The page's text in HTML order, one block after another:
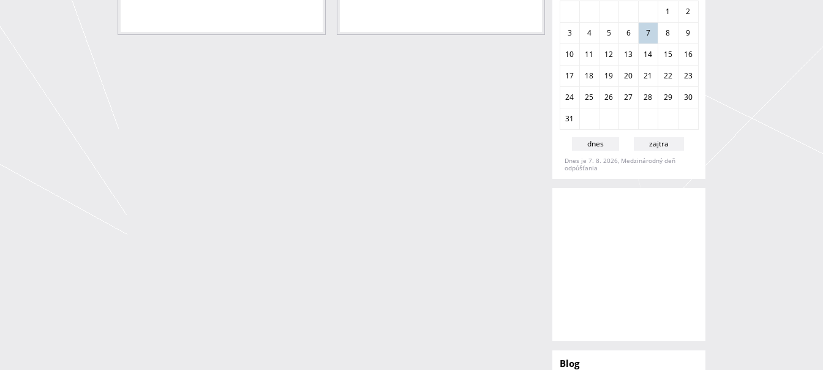
1 2
3 4 5 6 7 8 9
10 11 12 13 14 15 16
17 18 19 20 21 22 23
24 25 26 27 28 29 30
31
dnes zajtra
Dnes je 7. 8. 2026, Medzinárodný deň
odpúšťania
Blog